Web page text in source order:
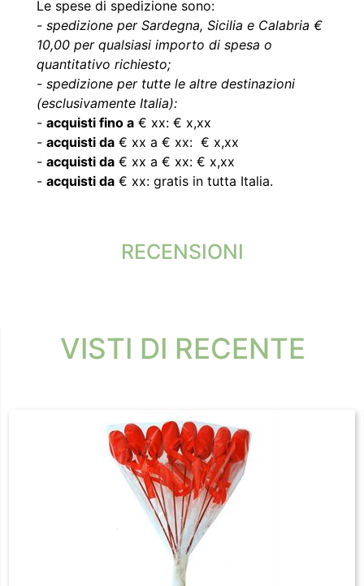
Le spese di spedizione sono:
- spedizione per Sardegna, Sicilia e Calabria €
10,00 per qualsiasi importo di spesa o
quantitativo richiesto;
- spedizione per tutte le altre destinazioni
(esclusivamente Italia):
- acquisti fino a € xx: € x,xx
- acquisti da € xx a € xx: € x,xx
- acquisti da € xx a € xx: € x,xx
- acquisti da € xx: gratis in tutta Italia.
RECENSIONI
VISTI DI RECENTE